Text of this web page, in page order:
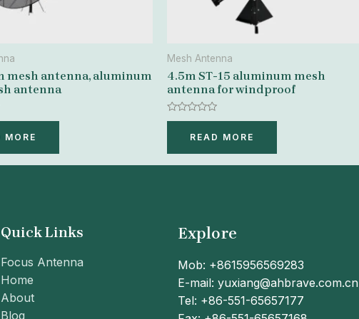
mesh antenna, aluminum
antenna
MORE
Mesh Antenna
4.5m ST-15 aluminum mesh
antenna for windproof
Rated
READ MORE
Quick Links
Focus Antenna
Home
About
Blog
Explore
Mob: +8615956569283
E-mail: yuxiang@ahbrave.com.cn
Tel: +86-551-65657177